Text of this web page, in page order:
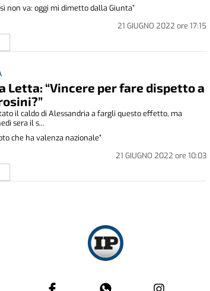
21 GIUGNO 2022 ore 17:15
non va: oggi mi dimetto dalla Giunta”
Letta: “Vincere per fare dispetto a
21 GIUGNO 2022 ore 10:03
il caldo di Alessandria a fargli questo effetto, ma
sera il s...
che ha valenza nazionale”